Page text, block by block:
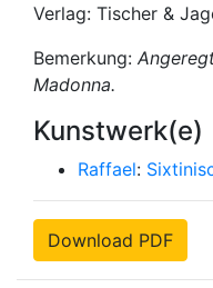
Verlag: Tischer &
Bemerkung:
Madonna.
Kunstwerk(e)
Raffael:
Download PDF